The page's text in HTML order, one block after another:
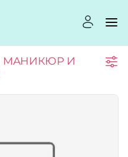
МАНИКЮР И